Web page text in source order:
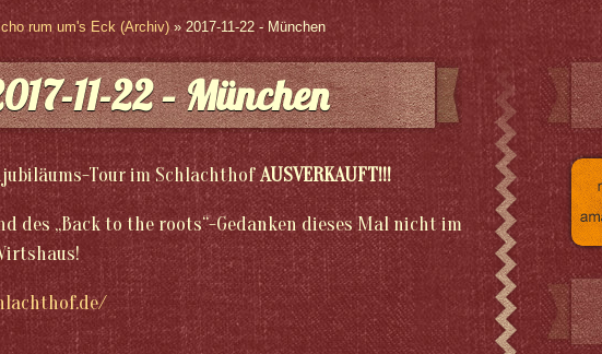
rum um's Eck (Archiv)» 2017-11-22 - München
11-22 – München
Tour im SchlachthofAUSVERKAUFT!!!
des „Back to the roots“-Gedanken dieses Mal nicht im